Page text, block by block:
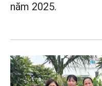
năm 2025.